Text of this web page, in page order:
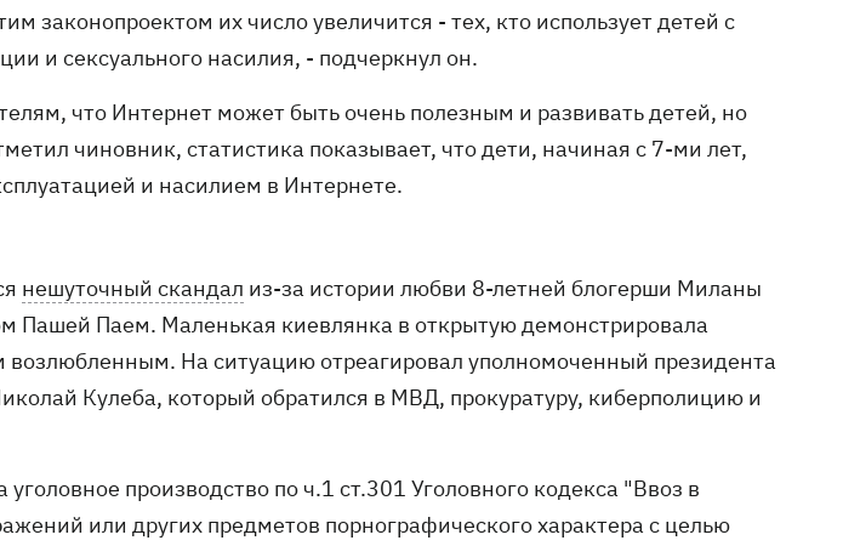
законопроектом их число увеличится - тех, кто использует детей с
и сексуального насилия, - подчеркнул он.
что Интернет может быть очень полезным и развивать детей, но
чиновник, статистика показывает, что дети, начиная с 7-ми лет,
и насилием в Интернете.
нешуточный скандал из-за истории любви 8-летней блогерши Миланы
Пашей Паем. Маленькая киевлянка в открытую демонстрировала
возлюбленным. На ситуацию отреагировал уполномоченный президента
Кулеба, который обратился в МВД, прокуратуру, киберполицию и
производство по ч.1 ст.301 Уголовного кодекса "Ввоз в
или других предметов порнографического характера с целью